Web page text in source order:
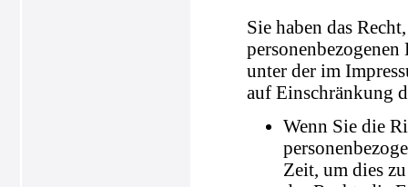
Sie haben das
unter der im
auf Einschränkung
Wenn Sie die
Zeit, um dies